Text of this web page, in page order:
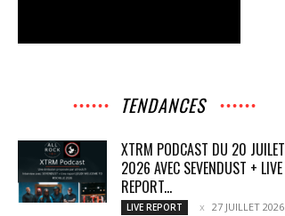
TENDANCES
XTRM PODCAST DU 20 JUILET
2026 AVEC SEVENDUST + LIVE
REPORT...
LIVE REPORT 27 JUILLET 2026